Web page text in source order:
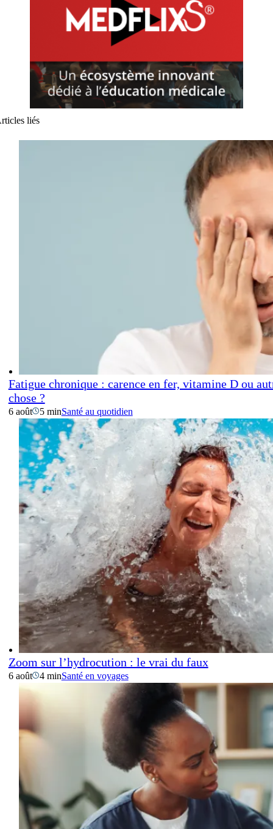
liés
Fatigue chronique : carence en fer, vitamine D ou
chose ?
6 août 5 minSanté au quotidien
Zoom sur l’hydrocution : le vrai du faux
6 août 4 minSanté en voyages